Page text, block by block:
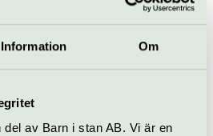
Information Om
del av Barn i stan AB. Vi är en
Konserthuset Stockholm
Romanser till